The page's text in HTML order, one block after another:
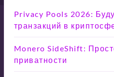
Privacy Pools 2026:
транзакций в
Monero SideShift:
приватности